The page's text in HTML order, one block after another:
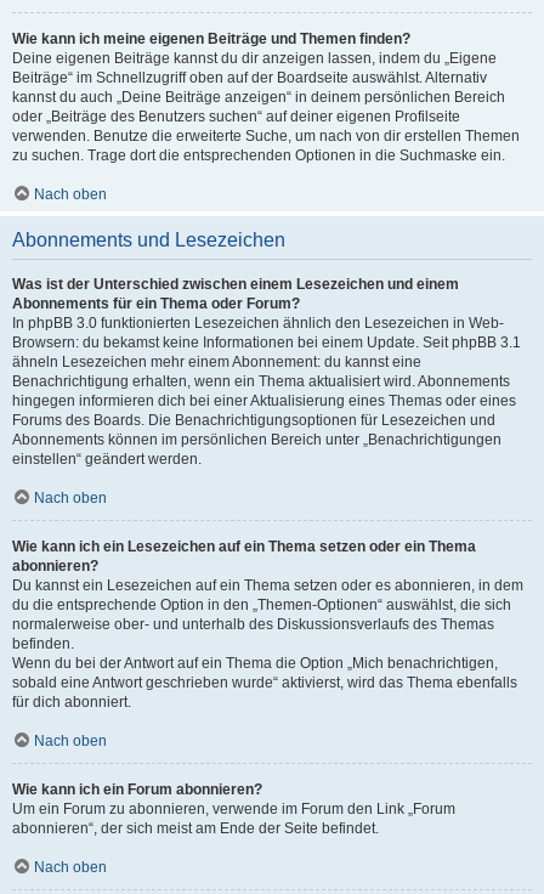
Wie kann ich meine eigenen Beiträge und Themen finden?
Deine eigenen Beiträge kannst du dir anzeigen lassen, indem du „Eigene
Beiträge“ im Schnellzugriff oben auf der Boardseite auswählst. Alternativ
kannst du auch „Deine Beiträge anzeigen“ in deinem persönlichen Bereich
oder „Beiträge des Benutzers suchen“ auf deiner eigenen Profilseite
verwenden. Benutze die erweiterte Suche, um nach von dir erstellen Themen
zu suchen. Trage dort die entsprechenden Optionen in die Suchmaske ein.
Nach oben
Abonnements und Lesezeichen
Was ist der Unterschied zwischen einem Lesezeichen und einem
Abonnements für ein Thema oder Forum?
In phpBB 3.0 funktionierten Lesezeichen ähnlich den Lesezeichen in Web-
Browsern: du bekamst keine Informationen bei einem Update. Seit phpBB 3.1
ähneln Lesezeichen mehr einem Abonnement: du kannst eine
Benachrichtigung erhalten, wenn ein Thema aktualisiert wird. Abonnements
hingegen informieren dich bei einer Aktualisierung eines Themas oder eines
Forums des Boards. Die Benachrichtigungsoptionen für Lesezeichen und
Abonnements können im persönlichen Bereich unter „Benachrichtigungen
einstellen“ geändert werden.
Nach oben
Wie kann ich ein Lesezeichen auf ein Thema setzen oder ein Thema
abonnieren?
Du kannst ein Lesezeichen auf ein Thema setzen oder es abonnieren, in dem
du die entsprechende Option in den „Themen-Optionen“ auswählst, die sich
normalerweise ober- und unterhalb des Diskussionsverlaufs des Themas
befinden.
Wenn du bei der Antwort auf ein Thema die Option „Mich benachrichtigen,
sobald eine Antwort geschrieben wurde“ aktivierst, wird das Thema ebenfalls
für dich abonniert.
Nach oben
Wie kann ich ein Forum abonnieren?
Um ein Forum zu abonnieren, verwende im Forum den Link „Forum
abonnieren“, der sich meist am Ende der Seite befindet.
Nach oben